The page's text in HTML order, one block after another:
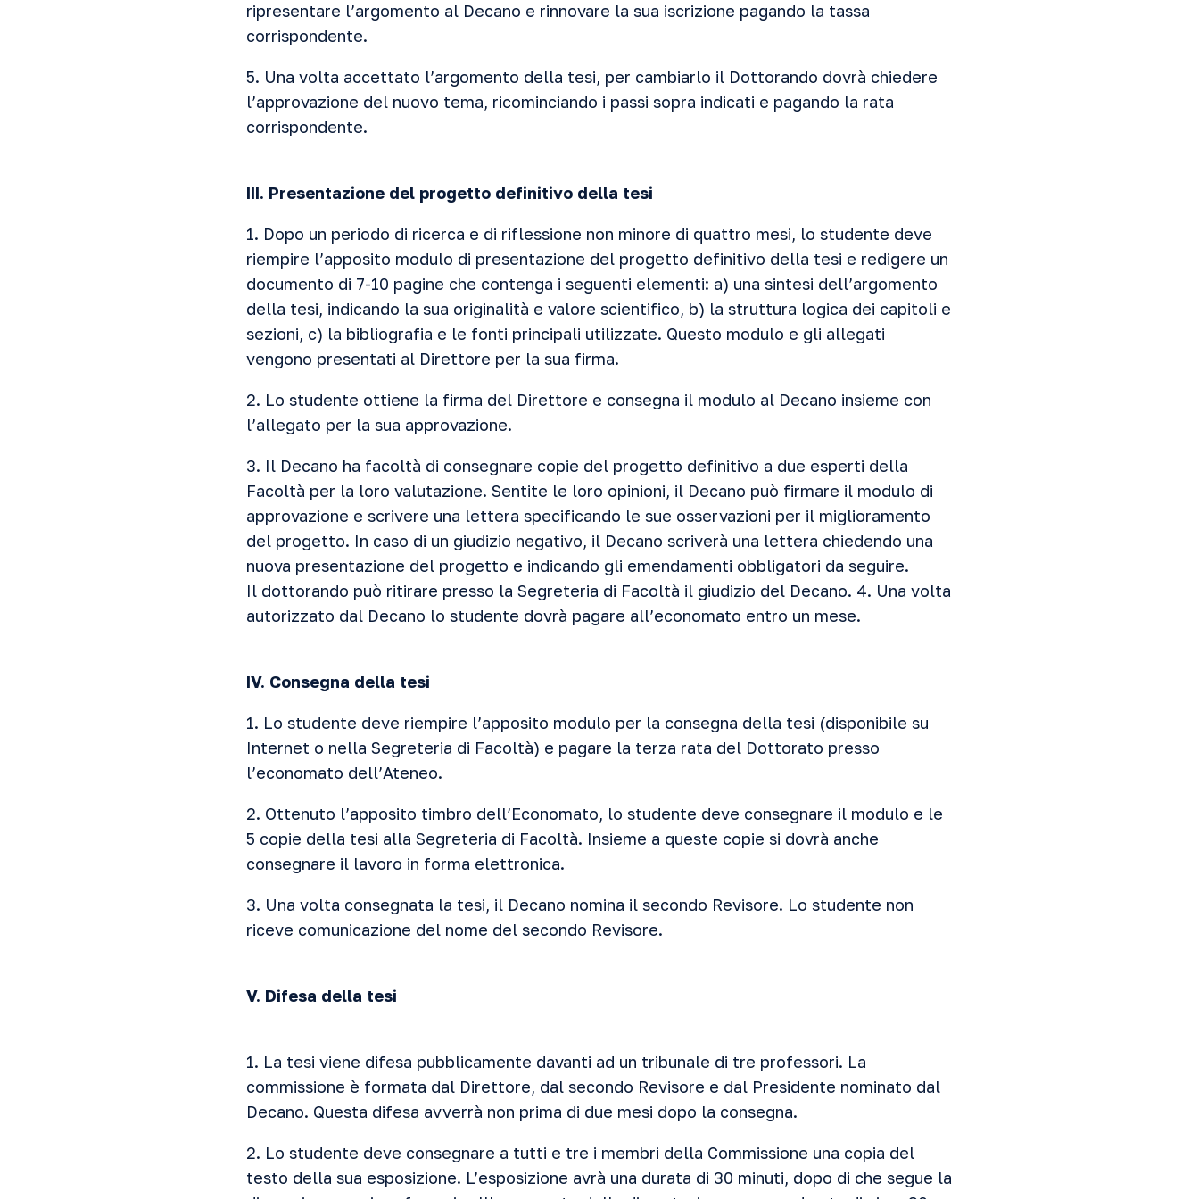
ripresentare l’argomento al Decano e rinnovare la sua iscrizione pagando la tassa
corrispondente.
5. Una volta accettato l’argomento della tesi, per cambiarlo il Dottorando dovrà chiedere
l’approvazione del nuovo tema, ricominciando i passi sopra indicati e pagando la rata
corrispondente.
III. Presentazione del progetto definitivo della tesi
1. Dopo un periodo di ricerca e di riflessione non minore di quattro mesi, lo studente deve
riempire l’apposito modulo di presentazione del progetto definitivo della tesi e redigere un
documento di 7-10 pagine che contenga i seguenti elementi: a) una sintesi dell’argomento
della tesi, indicando la sua originalità e valore scientifico, b) la struttura logica dei capitoli e
sezioni, c) la bibliografia e le fonti principali utilizzate. Questo modulo e gli allegati
vengono presentati al Direttore per la sua firma.
2. Lo studente ottiene la firma del Direttore e consegna il modulo al Decano insieme con
l’allegato per la sua approvazione.
3. Il Decano ha facoltà di consegnare copie del progetto definitivo a due esperti della
Facoltà per la loro valutazione. Sentite le loro opinioni, il Decano può firmare il modulo di
approvazione e scrivere una lettera specificando le sue osservazioni per il miglioramento
del progetto. In caso di un giudizio negativo, il Decano scriverà una lettera chiedendo una
nuova presentazione del progetto e indicando gli emendamenti obbligatori da seguire.
Il dottorando può ritirare presso la Segreteria di Facoltà il giudizio del Decano. 4. Una volta
autorizzato dal Decano lo studente dovrà pagare all’economato entro un mese.
IV. Consegna della tesi
1. Lo studente deve riempire l’apposito modulo per la consegna della tesi (disponibile su
Internet o nella Segreteria di Facoltà) e pagare la terza rata del Dottorato presso
l’economato dell’Ateneo.
2. Ottenuto l’apposito timbro dell’Economato, lo studente deve consegnare il modulo e le
5 copie della tesi alla Segreteria di Facoltà. Insieme a queste copie si dovrà anche
consegnare il lavoro in forma elettronica.
3. Una volta consegnata la tesi, il Decano nomina il secondo Revisore. Lo studente non
riceve comunicazione del nome del secondo Revisore.
V. Difesa della tesi
1. La tesi viene difesa pubblicamente davanti ad un tribunale di tre professori. La
commissione è formata dal Direttore, dal secondo Revisore e dal Presidente nominato dal
Decano. Questa difesa avverrà non prima di due mesi dopo la consegna.
2. Lo studente deve consegnare a tutti e tre i membri della Commissione una copia del
testo della sua esposizione. L’esposizione avrà una durata di 30 minuti, dopo di che segue la